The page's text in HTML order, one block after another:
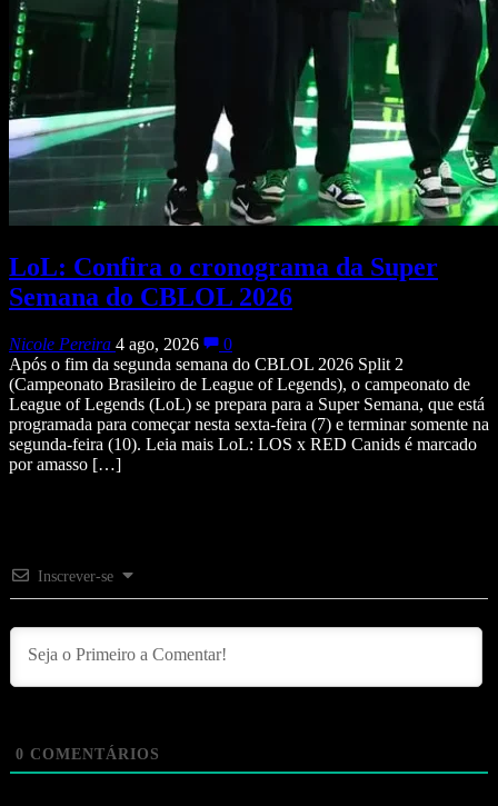
LoL: Confira o cronograma da Super
Semana do CBLOL 2026
Nicole Pereira 4 ago, 2026
0
Após o fim da segunda semana do CBLOL 2026 Split 2
(Campeonato Brasileiro de League of Legends), o campeonato de
League of Legends (LoL) se prepara para a Super Semana, que está
programada para começar nesta sexta-feira (7) e terminar somente na
segunda-feira (10). Leia mais LoL: LOS x RED Canids é marcado
por amasso […]
Inscrever-se
0 COMENTÁRIOS